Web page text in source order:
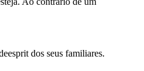
dos seus familiares.